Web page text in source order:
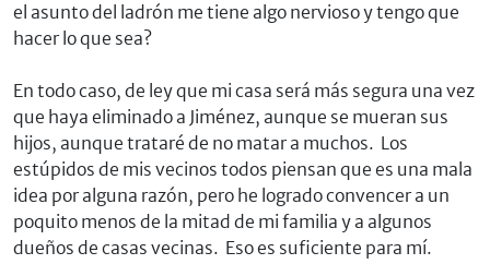
el asunto del ladrón me tiene algo nervioso y tengo que
hacer lo que sea?
En todo caso, de ley que mi casa será más segura una vez
que haya eliminado a Jiménez, aunque se mueran sus
hijos, aunque trataré de no matar a muchos. Los
estúpidos de mis vecinos todos piensan que es una mala
idea por alguna razón, pero he logrado convencer a un
poquito menos de la mitad de mi familia y a algunos
dueños de casas vecinas. Eso es suficiente para mí.